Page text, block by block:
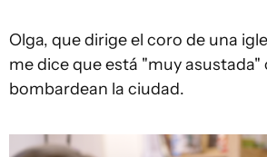
Olga, que dirige el coro de una
me dice que está "muy asustada"
bombardean la ciudad.